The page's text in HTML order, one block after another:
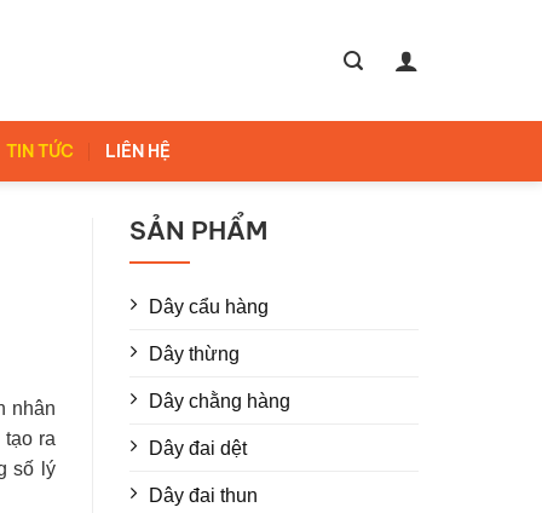
TIN TỨC LIÊN HỆ
nhân
ra
số lý
SẢN PHẨM
Dây cẩu hàng
Dây thừng
Dây chằng hàng
Dây đai dệt
Dây đai thun